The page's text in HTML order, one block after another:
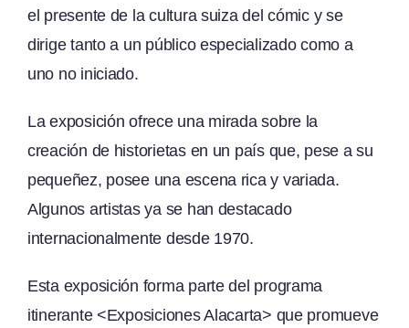
el presente de la cultura suiza del cómic y se
dirige tanto a un público especializado como a
uno no iniciado.
La exposición ofrece una mirada sobre la
creación de historietas en un país que, pese a su
pequeñez, posee una escena rica y variada.
Algunos artistas ya se han destacado
internacionalmente desde 1970.
Esta exposición forma parte del programa
itinerante <Exposiciones Alacarta> que promueve